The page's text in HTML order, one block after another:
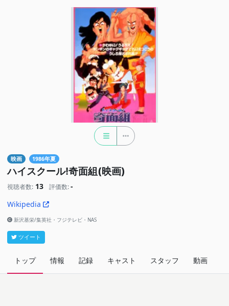
映画 1986年夏
ハイスクール!奇面組(映画)
視聴者数: 13 評価数: -
Wikipedia
新沢基栄/集英社・フジテレビ・NAS
ツイート
トップ 情報 記録 キャスト スタッフ 動画